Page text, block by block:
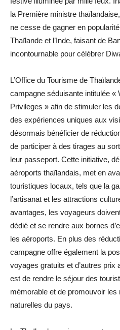
la Première ministre
ne cesse de gagner en
Thaïlande et l’Inde, faisant de
incontournable pour célébrer
L’Office du Tourisme de
campagne séduisante intitulée «
Privileges » afin de stimuler les
des expériences uniques aux
désormais bénéficier de
de participer à des tirages au
leur passeport. Cette initiative,
aéroports thaïlandais, met en
touristiques locaux, tels que la
l’artisanat et les attractions
avantages, les voyageurs
dédié et se rendre aux bornes
les aéroports. En plus des
campagne offre également la
voyages gratuits et d’autres prix
est de rendre le séjour des
mémorable et de promouvoir
naturelles du pays.